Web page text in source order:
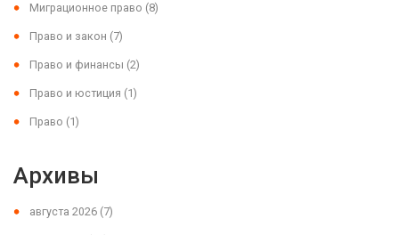
Миграционное право (8)
Право и закон (7)
Право и финансы (2)
Право и юстиция (1)
Право (1)
Архивы
августа 2026 (7)